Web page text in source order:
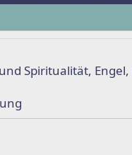
Spiritualität, Engel,